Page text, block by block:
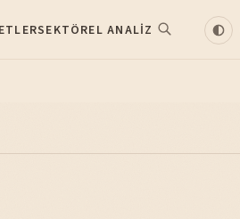
SEKTÖREL ANALIZ